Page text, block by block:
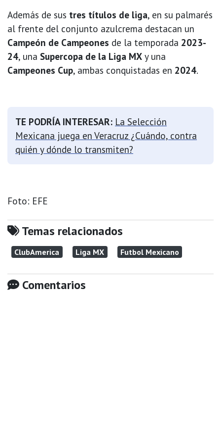
Además de sus tres títulos de liga, en su palmarés
al frente del conjunto azulcrema destacan un
Campeón de Campeones de la temporada 2023-
24, una Supercopa de la Liga MX y una
Campeones Cup, ambas conquistadas en 2024.
TE PODRÍA INTERESAR: La Selección
Mexicana juega en Veracruz ¿Cuándo, contra
quién y dónde lo transmiten?
Foto: EFE
Temas relacionados
ClubAmerica Liga MX Futbol Mexicano
Comentarios